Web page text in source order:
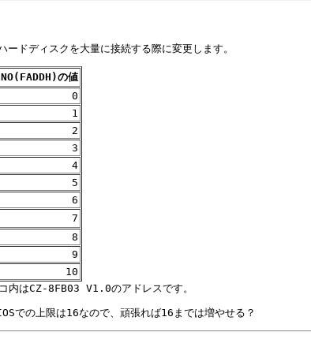
ドディスクを大量に接続する際に変更します。
の値
0
1
2
3
4
5
6
7
8
9
10
内はCZ-8FB03 V1.0のアドレスです。
での上限は16なので、頑張れば16までは増やせる？